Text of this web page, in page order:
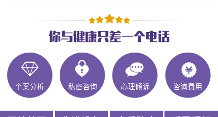
个案分析 私密咨询 心理倾诉 咨询费用